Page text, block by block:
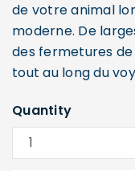
de votre animal
moderne. De
des fermetures
tout au long du
Quantity